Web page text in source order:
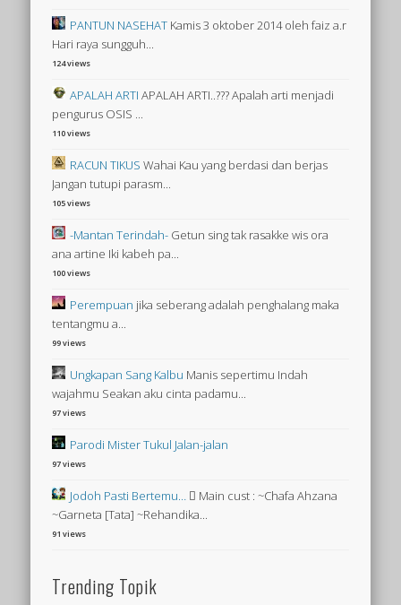
PANTUN NASEHAT Kamis 3 oktober 2014 oleh faiz a.r
Hari raya sungguh...
124 views
APALAH ARTI APALAH ARTI..??? Apalah arti menjadi
pengurus OSIS ...
110 views
RACUN TIKUS Wahai Kau yang berdasi dan berjas
Jangan tutupi parasm...
105 views
-Mantan Terindah- Getun sing tak rasakke wis ora
ana artine Iki kabeh pa...
100 views
Perempuan jika seberang adalah penghalang maka
tentangmu a...
99 views
Ungkapan Sang Kalbu Manis sepertimu Indah
wajahmu Seakan aku cinta padamu...
97 views
Parodi Mister Tukul Jalan-jalan
97 views
Jodoh Pasti Bertemu…  Main cust : ~Chafa Ahzana
~Garneta [Tata] ~Rehandika...
91 views
Trending Topik